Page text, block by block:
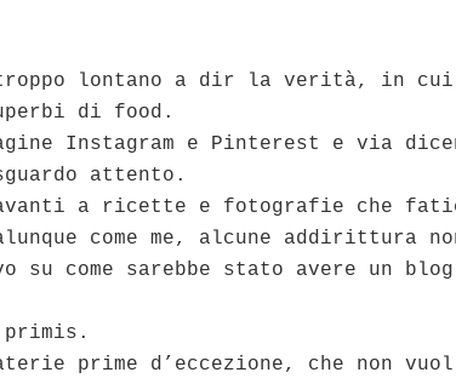
troppo lontano a dir la verità, in
di food.
Instagram e Pinterest e via
attento.
a ricette e fotografie che
come me, alcune addirittura
su come sarebbe stato avere un
primis.
prime d’eccezione, che non